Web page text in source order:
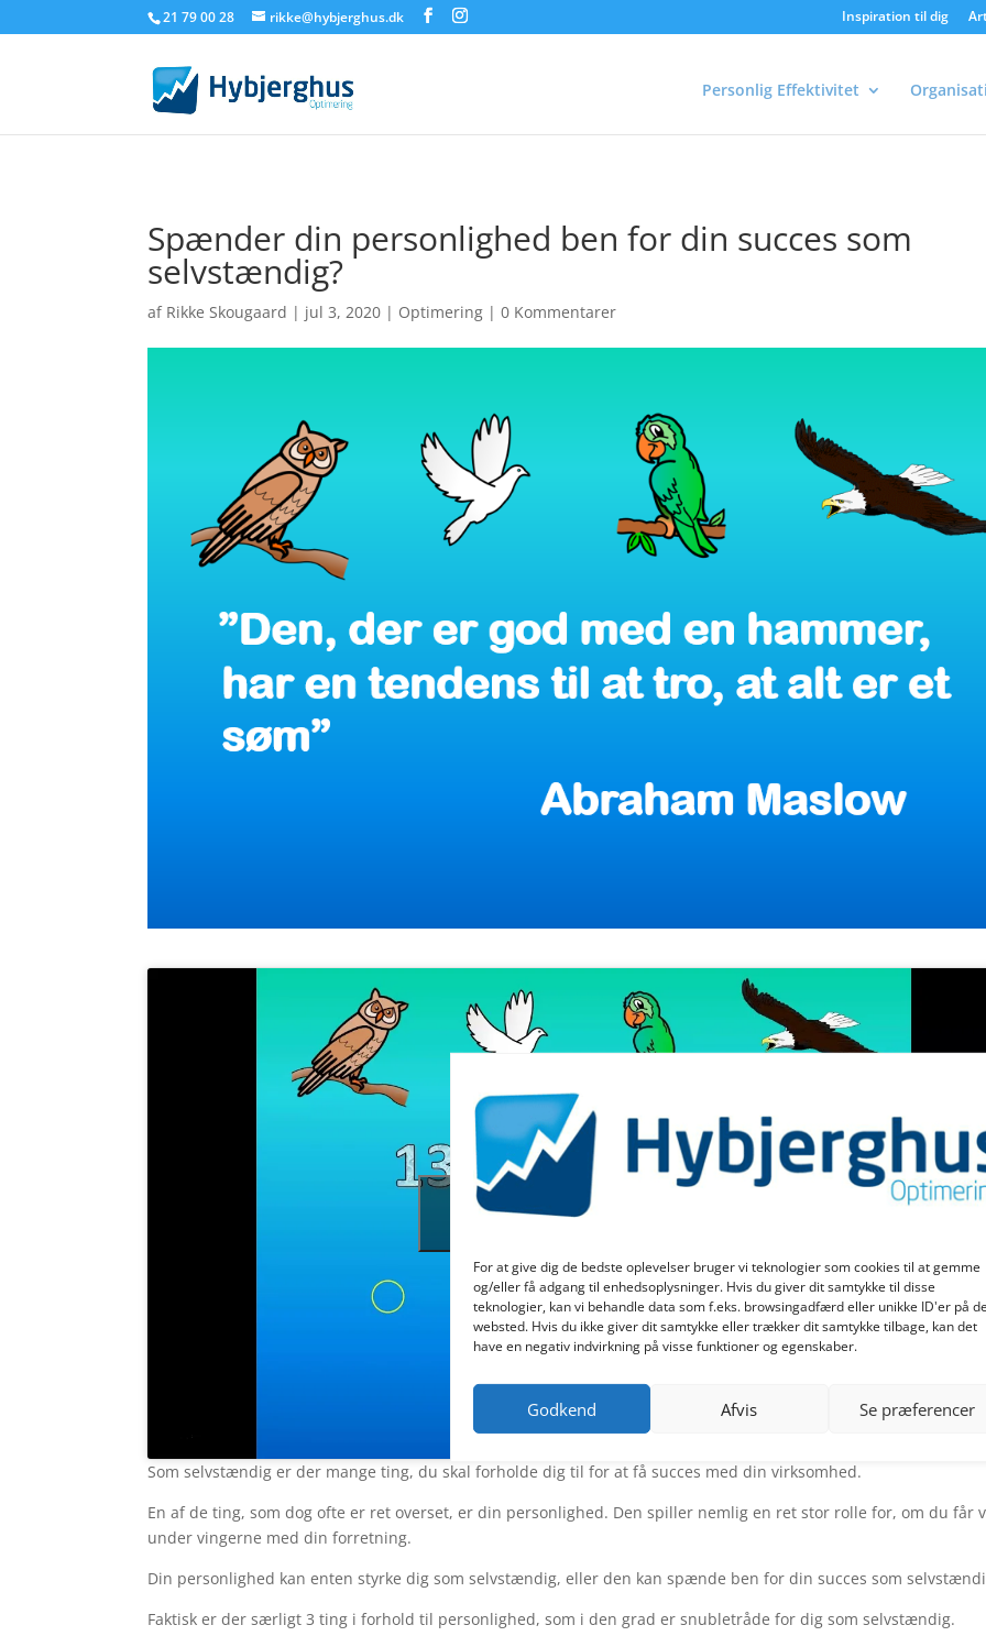
For at give dig de bedste oplevelser bruger vi teknologier som cookies til at gemme
og/eller få adgang til enhedsoplysninger. Hvis du giver dit samtykke til disse
teknologier, kan vi behandle data som f.eks. browsingadfærd eller unikke ID'er på
websted. Hvis du ikke giver dit samtykke eller trækker dit samtykke tilbage, kan det
have en negativ indvirkning på visse funktioner og egenskaber.
Godkend Afvis Se præferencer
21 79 00 28 rikke@hybjerghus.dk Inspiration til dig
Personlig Effektivitet
Spænder din personlighed ben for din succes som
selvstændig?
af Rikke Skougaard | jul 3, 2020 | Optimering |0 Kommentarer
Klik for at acceptere markedsføring
Som selvstændig er der mange ting, du skal forholde dig til for at få succes med din virksomhed.
En af de ting, som dog ofte er ret overset, er din personlighed. Den spiller nemlig en ret stor rolle for, om du får
under vingerne med din forretning.
Din personlighed kan enten styrke dig som selvstændig, eller den kan spænde ben for din succes som
Faktisk er der særligt 3 ting i forhold til personlighed, som i den grad er snubletråde for dig som selvstændig.